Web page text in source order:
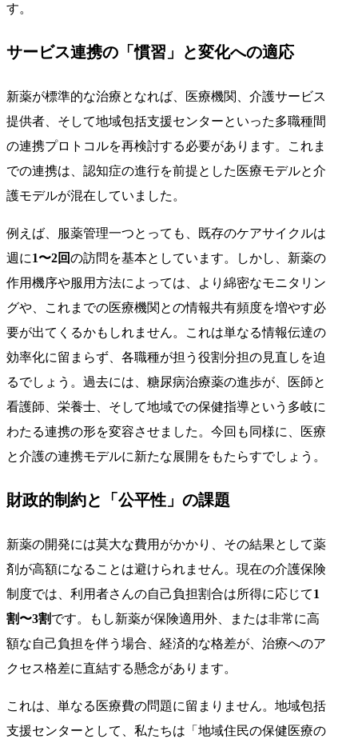
す。
サービス連携の「慣習」と変化への適応
新薬が標準的な治療となれば、医療機関、介護サービス
提供者、そして地域包括支援センターといった多職種間
の連携プロトコルを再検討する必要があります。これま
での連携は、認知症の進行を前提とした医療モデルと介
護モデルが混在していました。
例えば、服薬管理一つとっても、既存のケアサイクルは
週に1〜2回の訪問を基本としています。しかし、新薬の
作用機序や服用方法によっては、より綿密なモニタリン
グや、これまでの医療機関との情報共有頻度を増やす必
要が出てくるかもしれません。これは単なる情報伝達の
効率化に留まらず、各職種が担う役割分担の見直しを迫
るでしょう。過去には、糖尿病治療薬の進歩が、医師と
看護師、栄養士、そして地域での保健指導という多岐に
わたる連携の形を変容させました。今回も同様に、医療
と介護の連携モデルに新たな展開をもたらすでしょう。
財政的制約と「公平性」の課題
新薬の開発には莫大な費用がかかり、その結果として薬
剤が高額になることは避けられません。現在の介護保険
制度では、利用者さんの自己負担割合は所得に応じて1
割〜3割です。もし新薬が保険適用外、または非常に高
額な自己負担を伴う場合、経済的な格差が、治療へのア
クセス格差に直結する懸念があります。
これは、単なる医療費の問題に留まりません。地域包括
支援センターとして、私たちは「地域住民の保健医療の